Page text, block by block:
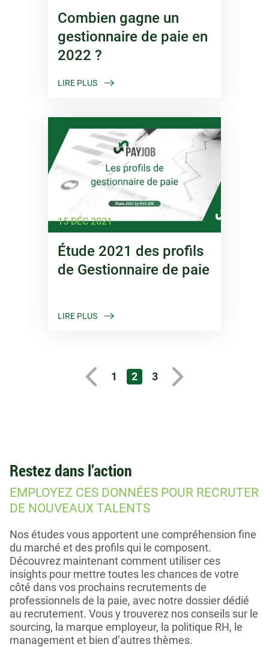
Combien gagne un
gestionnaire de paie en
2022 ?
LIRE PLUS
15 DÉC 2021
Étude 2021 des profils
de Gestionnaire de paie
LIRE PLUS
1 2 3
Restez dans l’action
EMPLOYEZ CES DONNÉES POUR RECRUTER
DE NOUVEAUX TALENTS
Nos études vous apportent une compréhension fine
du marché et des profils qui le composent.
Découvrez maintenant comment utiliser ces
insights pour mettre toutes les chances de votre
côté dans vos prochains recrutements de
professionnels de la paie, avec notre dossier dédié
au recrutement. Vous y trouverez nos conseils sur le
sourcing, la marque employeur, la politique RH, le
management et bien d’autres thèmes.